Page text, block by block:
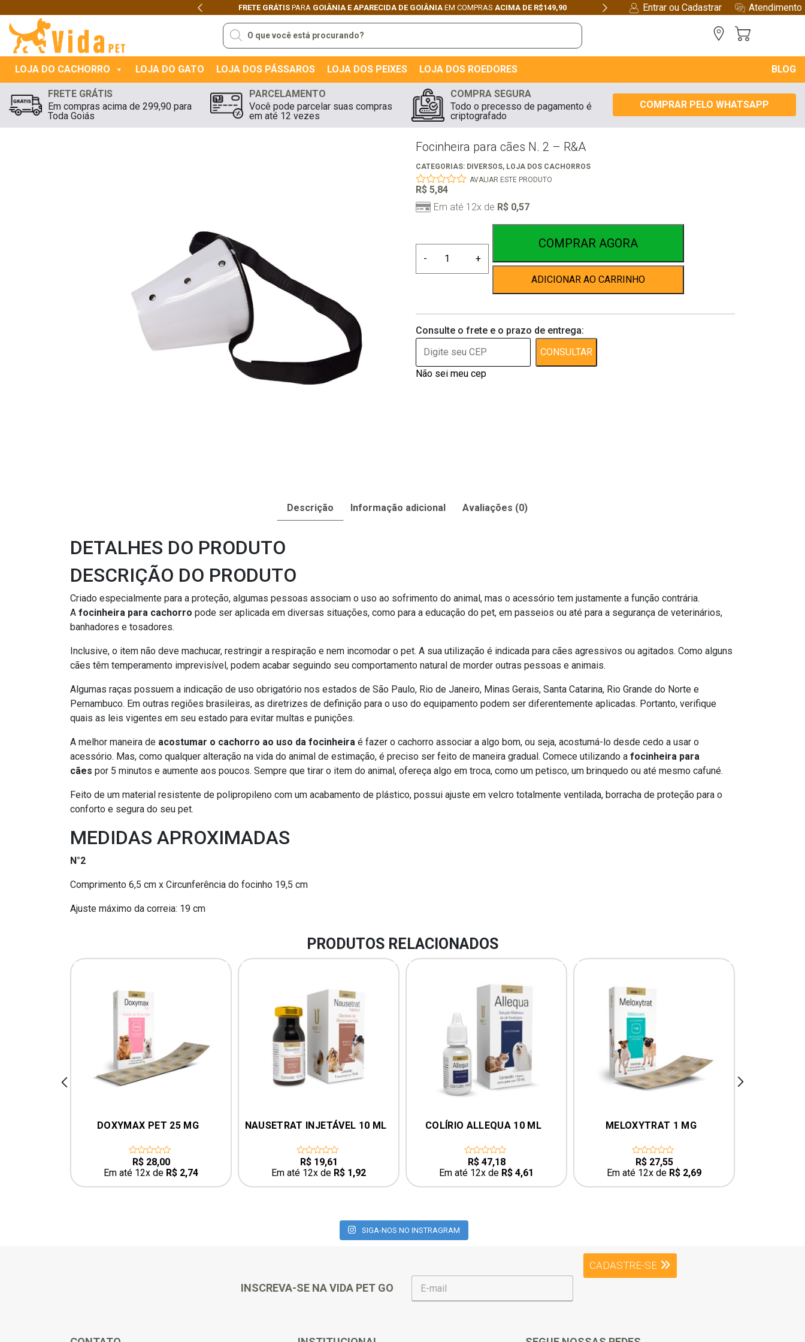
FRETE GRÁTIS PARA GOIÂNIA E APARECIDA DE GOIÂNIA EM COMPRAS ACIMA DE R$149,90
Previous Next
Entrar ou Cadastrar
Atendimento
Pesquisar
produtos
LOJA DO CACHORRO LOJA DO GATO LOJA DOS PÁSSAROS LOJA DOS PEIXES LOJA DOS ROEDORES BLOG
FRETE GRÁTIS
Em compras acima de 299,90 para
Toda Goiás
PARCELAMENTO
Você pode parcelar suas compras
em até 12 vezes
COMPRA SEGURA
Todo o precesso de pagamento é
criptografado
COMPRAR PELO WHATSAPP
Focinheira para cães N. 2 – R&A
CATEGORIAS: DIVERSOS, LOJA DOS CACHORROS
0
out
of
AVALIAR ESTE PRODUTO
R$ 5,84
Em até 12x de R$ 0,57
-
para
R&A
quantidade
+
COMPRAR AGORA
ADICIONAR AO CARRINHO
Consulte o frete e o prazo de entrega:
CONSULTAR
Não sei meu cep
Descrição Informação adicional Avaliações (0)
DETALHES DO PRODUTO
DESCRIÇÃO DO PRODUTO
Criado especialmente para a proteção, algumas pessoas associam o uso ao sofrimento do animal, mas o acessório tem justamente a função contrária.
A focinheira para cachorro pode ser aplicada em diversas situações, como para a educação do pet, em passeios ou até para a segurança de veterinários,
banhadores e tosadores.
Inclusive, o item não deve machucar, restringir a respiração e nem incomodar o pet. A sua utilização é indicada para cães agressivos ou agitados. Como alguns
cães têm temperamento imprevisível, podem acabar seguindo seu comportamento natural de morder outras pessoas e animais.
Algumas raças possuem a indicação de uso obrigatório nos estados de São Paulo, Rio de Janeiro, Minas Gerais, Santa Catarina, Rio Grande do Norte e
Pernambuco. Em outras regiões brasileiras, as diretrizes de definição para o uso do equipamento podem ser diferentemente aplicadas. Portanto, verifique
quais as leis vigentes em seu estado para evitar multas e punições.
A melhor maneira de acostumar o cachorro ao uso da focinheira é fazer o cachorro associar a algo bom, ou seja, acostumá-lo desde cedo a usar o
acessório. Mas, como qualquer alteração na vida do animal de estimação, é preciso ser feito de maneira gradual. Comece utilizando a focinheira para
cães por 5 minutos e aumente aos poucos. Sempre que tirar o item do animal, ofereça algo em troca, como um petisco, um brinquedo ou até mesmo cafuné.
Feito de um material resistente de polipropileno com um acabamento de plástico, possui ajuste em velcro totalmente ventilada, borracha de proteção para o
conforto e segura do seu pet.
MEDIDAS APROXIMADAS
N°2
Comprimento 6,5 cm x Circunferência do focinho 19,5 cm
Ajuste máximo da correia: 19 cm
PRODUTOS RELACIONADOS
DOXYMAX PET 25 MG
0
out
of
5
R$28,00
Em até 12x de R$ 2,74
NAUSETRAT INJETÁVEL 10 ML
0
out
of
5
R$19,61
Em até 12x de R$ 1,92
COLÍRIO ALLEQUA 10 ML
0
out
of
5
R$47,18
Em até 12x de R$ 4,61
MELOXYTRAT 1 MG
0
out
of
5
R$27,55
Em até 12x de R$ 2,69
prev
next
SIGA-NOS NO INSTRAGRAM
INSCREVA-SE NA VIDA PET GO
E
m
CADASTRE-SE